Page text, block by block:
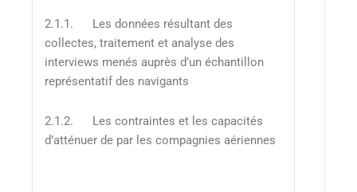
2.1.1. Les données résultant des
collectes, traitement et analyse des
interviews menés auprès d’un échantillon
représentatif des navigants
2.1.2. Les contraintes et les capacités
d’atténuer de par les compagnies aériennes